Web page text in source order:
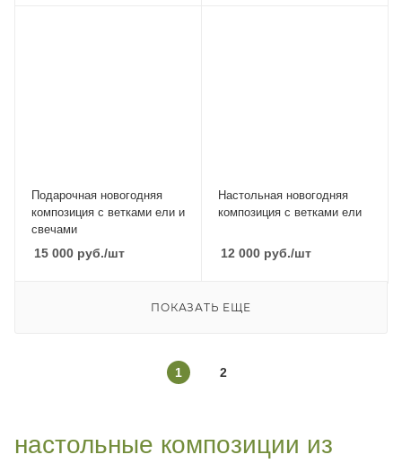
Подарочная новогодняя
композиция с ветками ели и
свечами
15 000 руб./шт
Настольная новогодняя
композиция с ветками ели
12 000 руб./шт
ПОКАЗАТЬ ЕЩЕ
1 2
настольные композиции из